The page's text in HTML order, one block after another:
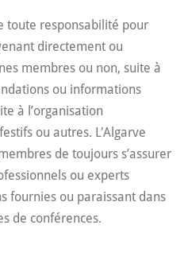
toute responsabilité pour
directement ou
membres ou non, suite à
ou informations
à l’organisation
ou autres. L'Algarve
de toujours s’assurer
ou experts
fournies ou paraissant dans
de conférences.